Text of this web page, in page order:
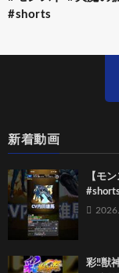
#shorts
新着動画
【モ
彩‼獣